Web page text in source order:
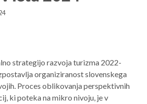
RAZVOJ
obdobje 2021 – 2027
območja
strategijo razvoja turizma 2022-
organiziranost slovenskega
Proces oblikovanja perspektivnih
ki poteka na mikro nivoju, je v